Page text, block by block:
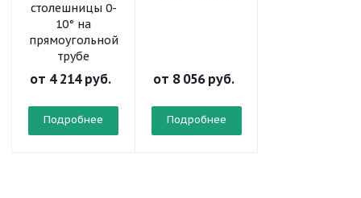
столешницы 0-
10° на
прямоугольной
трубе
от 4 214 руб.
Подробнее
от 8 056 руб.
Подробнее